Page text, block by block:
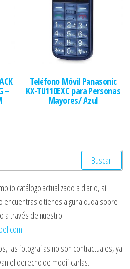
–
Teléfono Móvil Panasonic
KX-TU110EXC para Personas
Mayores/ Azul
catálogo actualizado a diario, si
encuentras o tienes alguna duda sobre
a través de nuestro
.
las fotografías no son contractuales, ya
el derecho de modificarlas.